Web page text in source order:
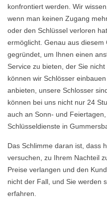
konfrontiert werden. Wir
wenn man keinen Zugang
oder den Schlüssel verloren
ermöglicht. Genau aus
gegründet, um Ihnen einen
Service zu bieten, der Sie
können wir Schlösser
anbieten, unsere Schlosser
können bei uns nicht nur 24
auch an Sonn- und
Schlüsseldienste in
Das Schlimme daran ist, dass
versuchen, zu Ihrem Nachteil
Preise verlangen und den
nicht der Fall, und Sie werden
erfahren.